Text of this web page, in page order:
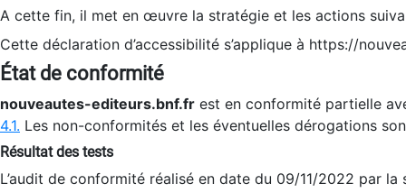
A cette fin, il met en œuvre la stratégie et les actions
Cette déclaration d’accessibilité s’applique à https://
État de conformité
nouveautes-editeurs.bnf.fr est en conformité partielle
4.1. Les non-conformités et les éventuelles dérogations
Résultat des tests
L’audit de conformité réalisé en date du 09/11/2022 par